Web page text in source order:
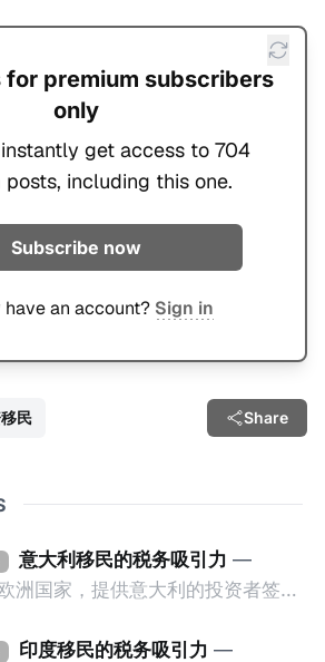
for premium subscribers
only
get access to 704
posts, including this one.
Subscribe now
an account? Sign in
民 Share
意大利移民的税务吸引力 —
洲国家，提供意大利的投资者签证
足至少以下一项标准才能获得两年
印度移民的税务吸引力 —